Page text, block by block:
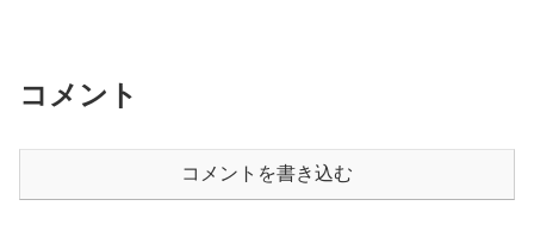
コメント
コメントを書き込む